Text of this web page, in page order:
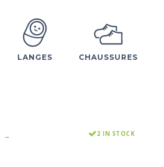
LANGES CHAUSSURES
2 IN STOCK